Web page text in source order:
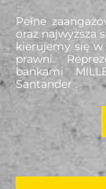
Pełne
oraz najwyższa
kierujemy się
prawni.
bankami
Santander .